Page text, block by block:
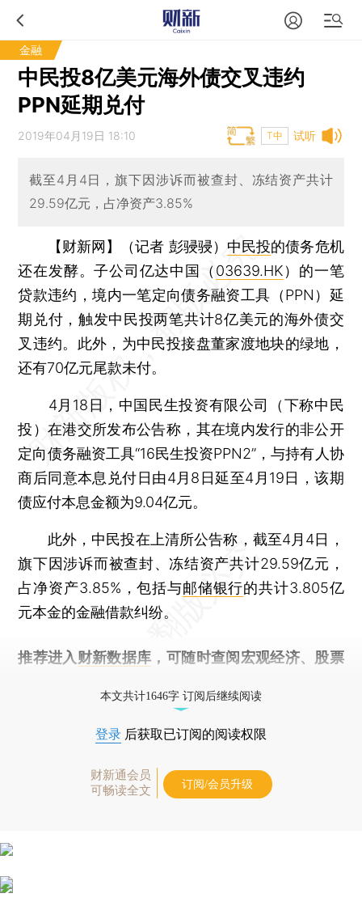
金融
中民投8亿美元海外债交叉违约
PPN延期兑付
试听
2019年04月19日 18:10 T中
截至4月4日，旗下因涉诉而被查封、冻结资产共计
29.59亿元，占净资产3.85%
【财新网】（记者 彭骎骎） 中民投的债务危机
还在发酵。子公司亿达中国（03639.HK）的一笔
贷款违约，境内一笔定向债务融资工具（PPN）延
期兑付，触发中民投两笔共计8亿美元的海外债交
叉违约。此外，为中民投接盘董家渡地块的绿地，
还有70亿元尾款未付。
4月18日，中国民生投资有限公司（下称中民
投）在港交所发布公告称，其在境内发行的非公开
定向债务融资工具“16民生投资PPN2”，与持有人协
商后同意本息兑付日由4月8日延至4月19日，该期
债应付本息金额为9.04亿元。
此外，中民投在上清所公告称，截至4月4日，
旗下因涉诉而被查封、冻结资产共计29.59亿元，
占净资产3.85%，包括与邮储银行的共计3.805亿
元本金的金融借款纠纷。
推荐进入 财新数据库 ，可随时查阅宏观经济、股票
本文共计1646字 订阅后继续阅读
登录 后获取已订阅的阅读权限
财新通会员
可畅读全文
订阅/会员升级